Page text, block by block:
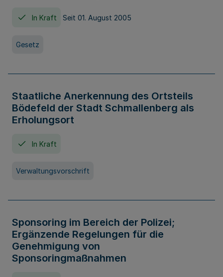
In Kraft Seit 01. August 2005
Gesetz
Staatliche Anerkennung des Ortsteils
Bödefeld der Stadt Schmallenberg als
Erholungsort
In Kraft
Verwaltungsvorschrift
Sponsoring im Bereich der Polizei;
Ergänzende Regelungen für die
Genehmigung von
Sponsoringmaßnahmen